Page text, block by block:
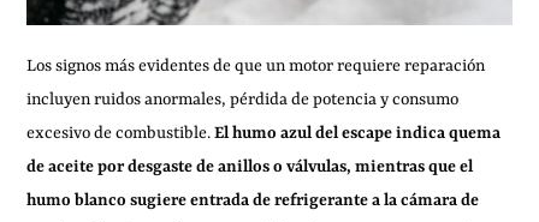
Los signos más evidentes de que un motor requiere reparación
incluyen ruidos anormales, pérdida de potencia y consumo
excesivo de combustible.El humo azul del escape indica quema
de aceite por desgaste de anillos o válvulas, mientras que el
humo blanco sugiere entrada de refrigerante a la cámara de